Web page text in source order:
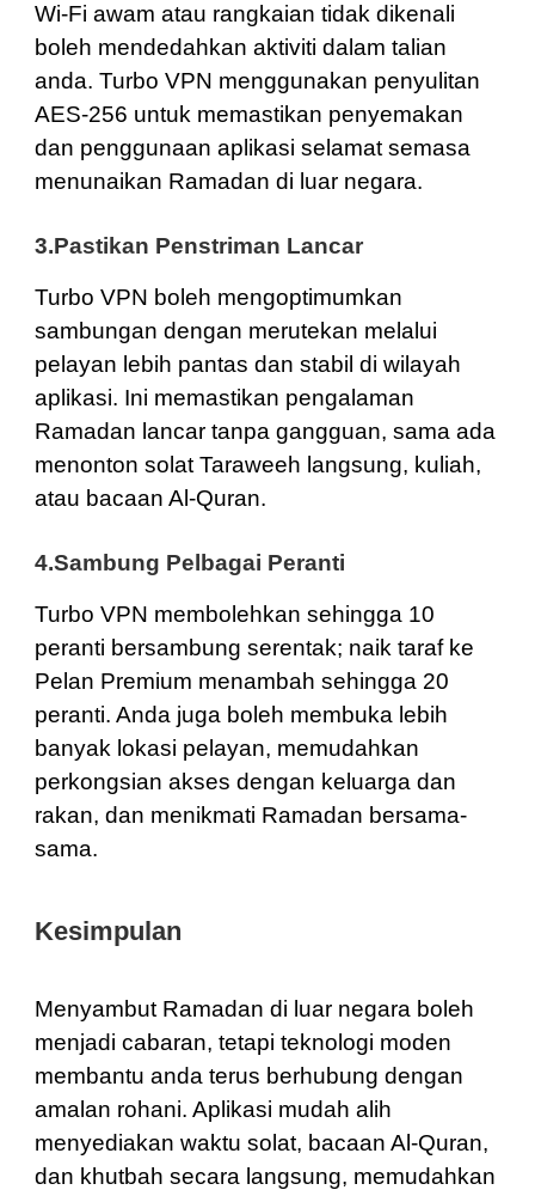
Wi-Fi awam atau rangkaian tidak dikenali
boleh mendedahkan aktiviti dalam talian
anda. Turbo VPN menggunakan penyulitan
AES-256 untuk memastikan penyemakan
dan penggunaan aplikasi selamat semasa
menunaikan Ramadan di luar negara.
3.Pastikan Penstriman Lancar
Turbo VPN boleh mengoptimumkan
sambungan dengan merutekan melalui
pelayan lebih pantas dan stabil di wilayah
aplikasi. Ini memastikan pengalaman
Ramadan lancar tanpa gangguan, sama ada
menonton solat Taraweeh langsung, kuliah,
atau bacaan Al-Quran.
4.Sambung Pelbagai Peranti
Turbo VPN membolehkan sehingga 10
peranti bersambung serentak; naik taraf ke
Pelan Premium menambah sehingga 20
peranti. Anda juga boleh membuka lebih
banyak lokasi pelayan, memudahkan
perkongsian akses dengan keluarga dan
rakan, dan menikmati Ramadan bersama-
sama.
Kesimpulan
Menyambut Ramadan di luar negara boleh
menjadi cabaran, tetapi teknologi moden
membantu anda terus berhubung dengan
amalan rohani. Aplikasi mudah alih
menyediakan waktu solat, bacaan Al-Quran,
dan khutbah secara langsung, memudahkan